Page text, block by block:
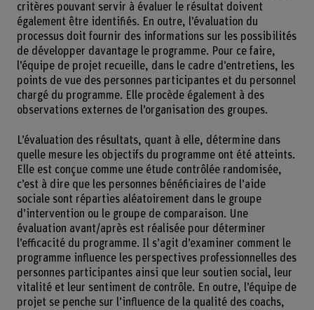
critères pouvant servir à évaluer le résultat doivent
également être identifiés. En outre, l’évaluation du
processus doit fournir des informations sur les possibilités
de développer davantage le programme. Pour ce faire,
l’équipe de projet recueille, dans le cadre d’entretiens, les
points de vue des personnes participantes et du personnel
chargé du programme. Elle procède également à des
observations externes de l’organisation des groupes.
L’évaluation des résultats, quant à elle, détermine dans
quelle mesure les objectifs du programme ont été atteints.
Elle est conçue comme une étude contrôlée randomisée,
c’est à dire que les personnes bénéficiaires de l’aide
sociale sont réparties aléatoirement dans le groupe
d’intervention ou le groupe de comparaison. Une
évaluation avant/après est réalisée pour déterminer
l’efficacité du programme. Il s’agit d’examiner comment le
programme influence les perspectives professionnelles des
personnes participantes ainsi que leur soutien social, leur
vitalité et leur sentiment de contrôle. En outre, l’équipe de
projet se penche sur l’influence de la qualité des coachs,